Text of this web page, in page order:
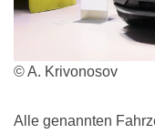
© A. Krivonosov
Alle genannten